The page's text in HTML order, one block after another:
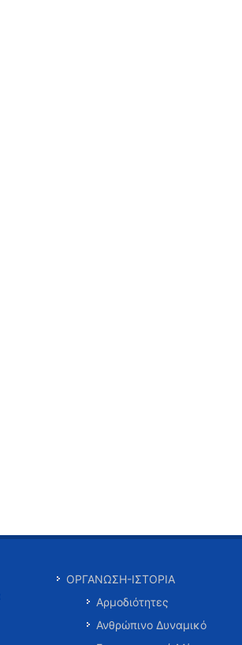
ΟΡΓΑΝΩΣΗ-ΙΣΤΟΡΙΑ
Αρμοδιότητες
Ανθρώπινο Δυναμικό